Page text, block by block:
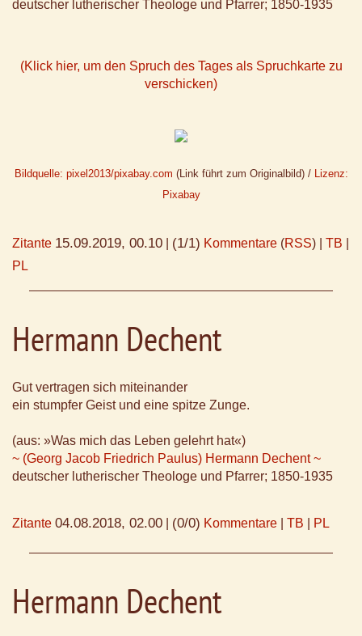
deutscher lutherischer Theologe und Pfarrer; 1850-1935
(Klick hier, um den Spruch des Tages als Spruchkarte zu
verschicken)
Bildquelle: pixel2013/pixabay.com (Link führt zum Originalbild) /
Lizenz:
Pixabay
Zitante 15.09.2019, 00.10 (1/1) Kommentare (RSS) | TB
PL
Hermann Dechent
Gut vertragen sich miteinander
ein stumpfer Geist und eine spitze Zunge.
(aus: »Was mich das Leben gelehrt hat«)
~ (Georg Jacob Friedrich Paulus) Hermann Dechent ~
deutscher lutherischer Theologe und Pfarrer; 1850-1935
Zitante 04.08.2018, 02.00 (0/0) Kommentare TB PL
Hermann Dechent